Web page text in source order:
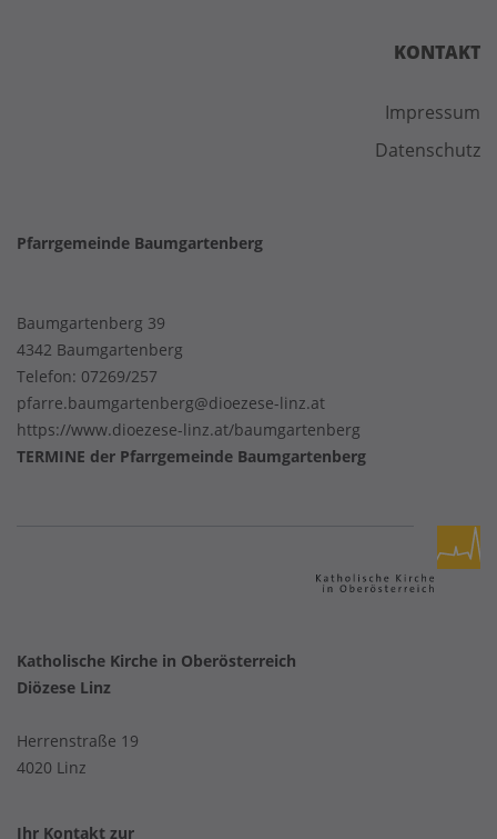
KONTAKT
Impressum
Datenschutz
Pfarrgemeinde Baumgartenberg
Baumgartenberg 39
4342 Baumgartenberg
Telefon: 07269/257
pfarre.baumgartenberg@dioezese-linz.at
https://www.dioezese-linz.at/baumgartenberg
TERMINE der Pfarrgemeinde Baumgartenberg
Katholische Kirche in Oberösterreich
Diözese Linz
Herrenstraße 19
4020 Linz
Ihr Kontakt zur